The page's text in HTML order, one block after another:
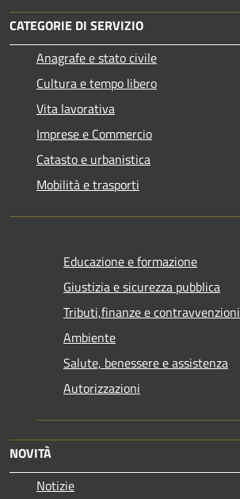
CATEGORIE DI SERVIZIO
Anagrafe e stato civile
Cultura e tempo libero
Vita lavorativa
Imprese e Commercio
Catasto e urbanistica
Mobilità e trasporti
Educazione e formazione
Giustizia e sicurezza pubblica
Tributi,finanze e contravvenzioni
Ambiente
Salute, benessere e assistenza
Autorizzazioni
NOVITÀ
Notizie